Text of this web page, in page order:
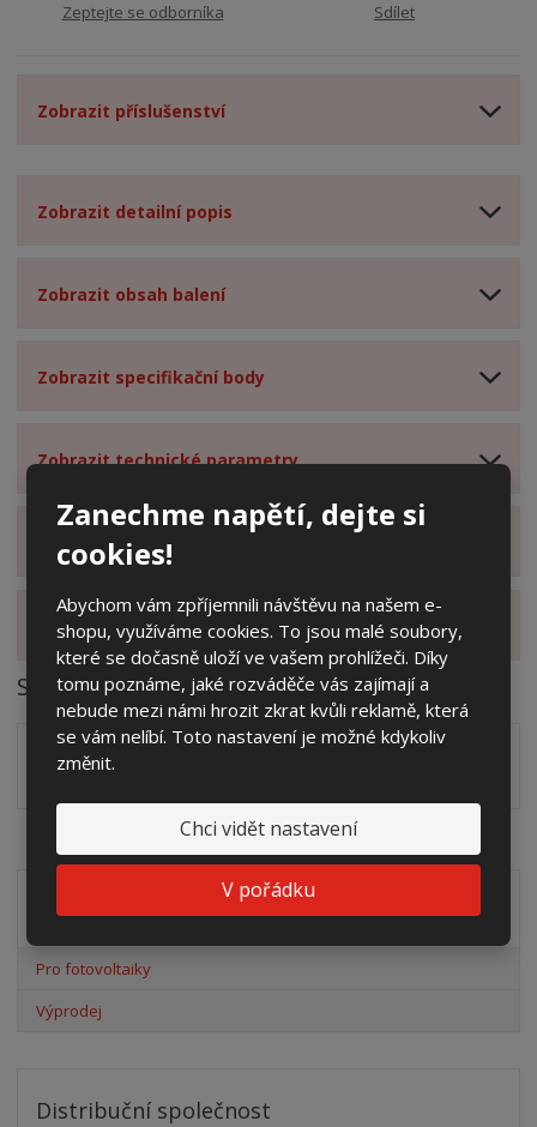
Zanechme napětí, dejte si
cookies!
Abychom vám zpříjemnili návštěvu na našem e-
shopu, využíváme cookies. To jsou malé soubory,
které se dočasně uloží ve vašem prohlížeči. Díky
tomu poznáme, jaké rozváděče vás zajímají a
nebude mezi námi hrozit zkrat kvůli reklamě, která
se vám nelíbí. Toto nastavení je možné kdykoliv
změnit.
Chci vidět nastavení
V pořádku
Zeptejte se odborníka Sdílet
Zobrazit příslušenství
Zobrazit detailní popis
Zobrazit obsah balení
Zobrazit specifikační body
Zobrazit technické parametry
Zobrazit hodnocení produktu
Zobrazit alternativní produkty
Soubory ke stažení
Zakótovaný nákres skříně systému 3D včetně rozložení
Akční nabídky
Pro fotovoltaiky
Výprodej
Distribuční společnost